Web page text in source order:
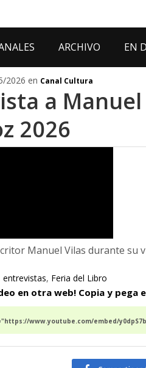
ARCHIVO EN
2026 en Canal Cultura
a
2026
Manuel Vilas durante su
entrevistas, Feria del Libro
en otra web! Copia y pega
www.youtube.com/embed/